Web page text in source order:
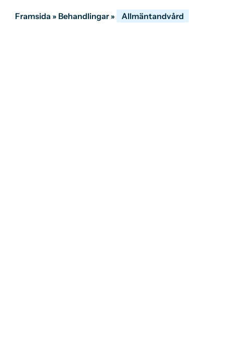
Framsida » Behandlingar» Allmäntandvård